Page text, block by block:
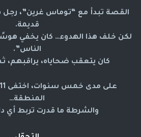
القصة تبدأ مع “توماس غرين”،
قديمة.
لكن خلف هذا الهدوء… كان يخفي
الناس”.
كان يتعقب ضحاياه، يراقبهم،
المنطقة…
والشرطة ما قدرت تربط أي